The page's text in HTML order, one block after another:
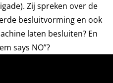
Zij spreken over de
besluitvorming en ook
laten besluiten? En
says NO”?